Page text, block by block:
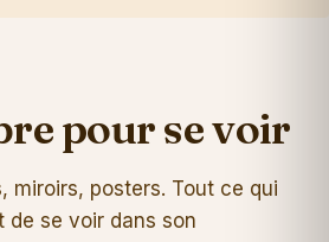
pour se voir
miroirs, posters. Tout ce qui
de se voir dans son